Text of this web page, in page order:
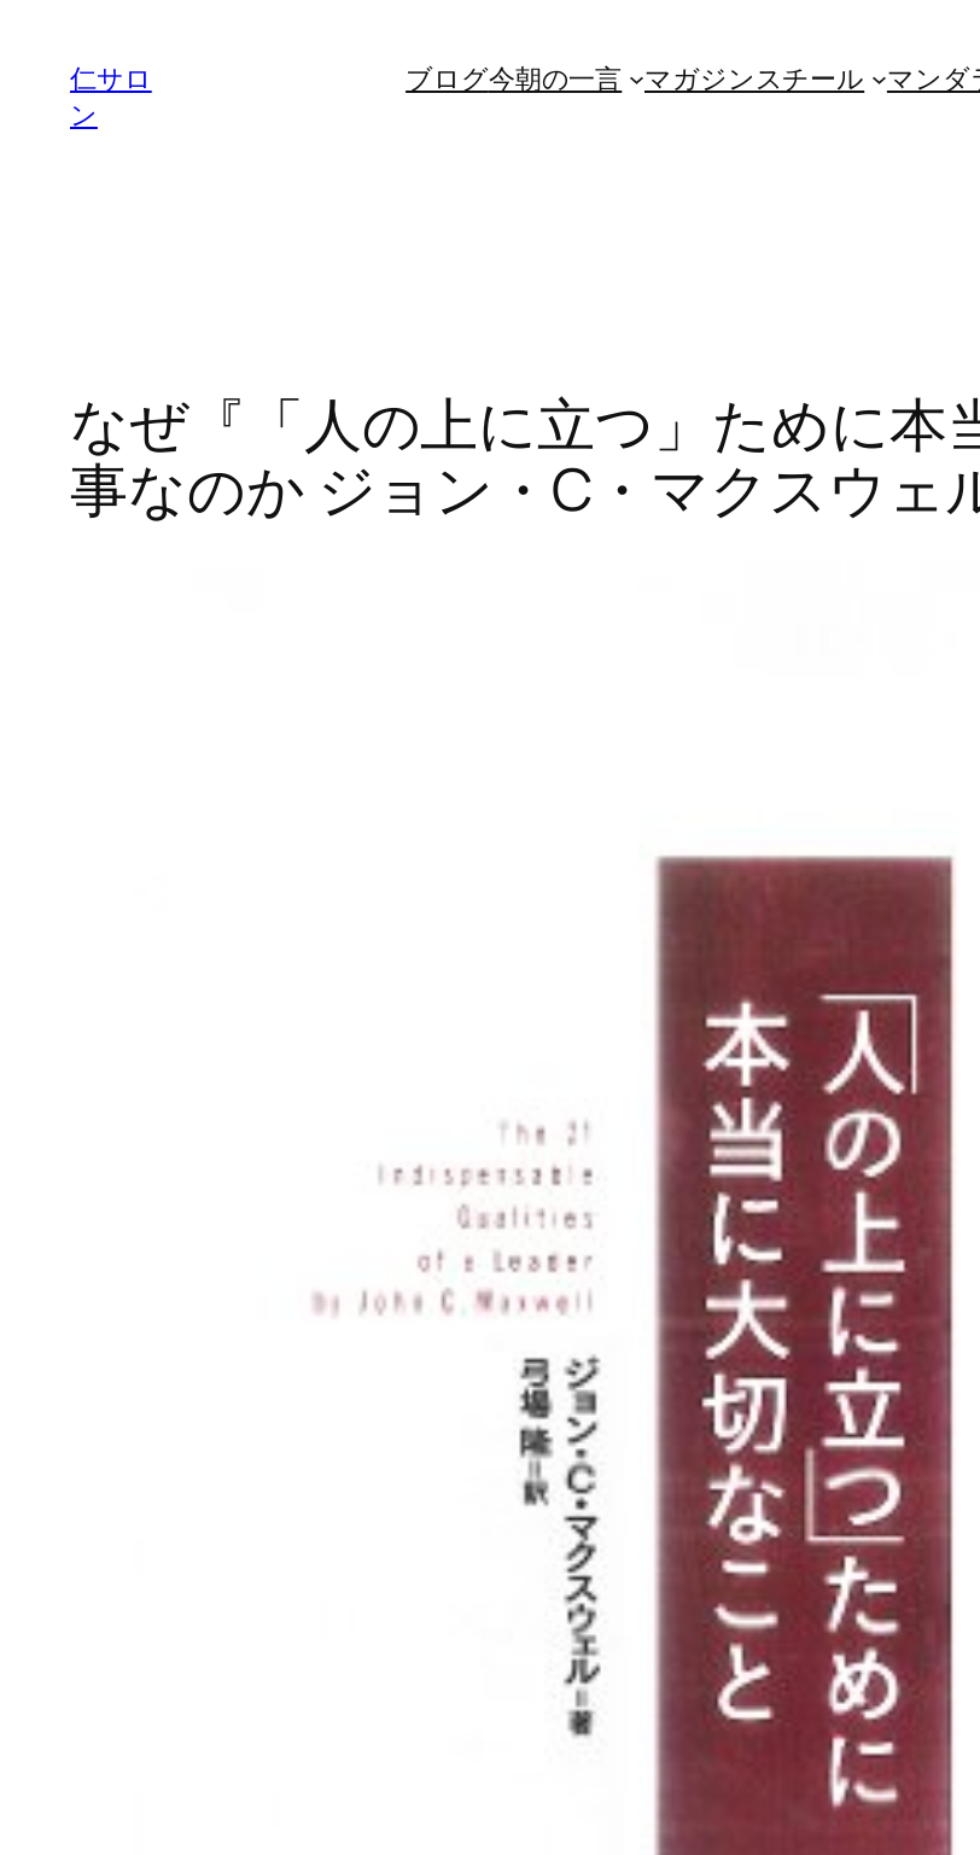
仁サロ
ン
ブログ今朝の一言 マガジンスチール マンダ
なぜ『「人の上に立つ」ために本
事なのか ジョン・C・マクスウェ